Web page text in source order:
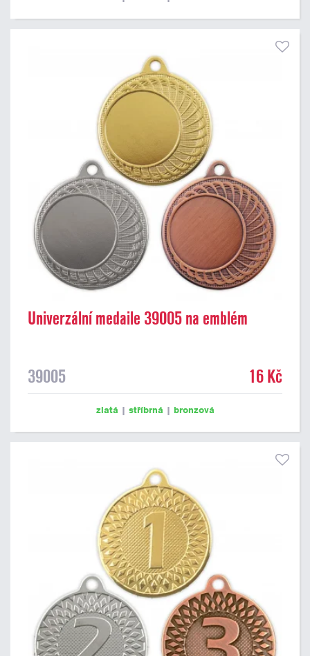
Univerzální medaile 39005 na emblém
39005 16 Kč
zlatá | stříbrná | bronzová